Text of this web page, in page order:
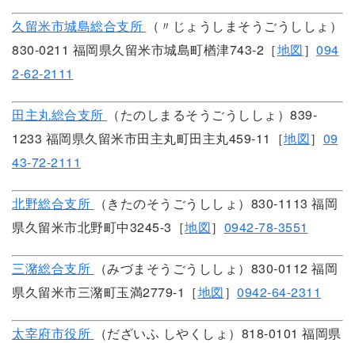
久留米市城島総合支所
（〃じょうしまそうごうししょ）
830-0211 福岡県久留米市城島町楢津743-2［地図］ 094
2-62-2111
田主丸総合支所
（たのしまるそうごうししょ）839-
1233 福岡県久留米市田主丸町田主丸459-11［地図］ 09
43-72-2111
北野総合支所
（きたのそうごうししょ）830-1113 福岡
県久留米市北野町中3245-3［地図］ 0942-78-3551
三潴総合支所
（みづまそうごうししょ）830-0112 福岡
県久留米市三潴町玉満2779-1［地図］ 0942-64-2311
太宰府市役所
（だざいふ しやくしょ）818-0101 福岡県